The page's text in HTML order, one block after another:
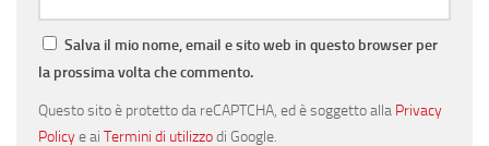
Salva il mio nome, email e sito web in questo browser per
la prossima volta che commento.
Questo sito è protetto da reCAPTCHA, ed è soggetto alla Privacy
Policye ai Termini di utilizzodi Google.